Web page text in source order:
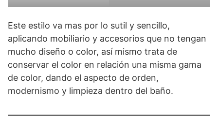
Este estilo va mas por lo sutil y sencillo,
aplicando mobiliario y accesorios que no tengan
mucho diseño o color, así mismo trata de
conservar el color en relación una misma gama
de color, dando el aspecto de orden,
modernismo y limpieza dentro del baño.